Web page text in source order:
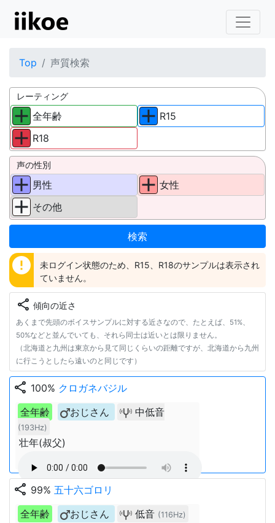
Top 声質検索
レーティング
全年齢
R18
R15
声の性別
男性
その他
女性
error
未ログイン状態のため、R15、R18のサンプルは表示され
ていません。
share 傾向の近さ
あくまで先頭のボイスサンプルに対する近さなので、たとえば、51%、
50%などと並んでいても、それら同士は近いとは限りません。
（北海道と九州は東京から見て同じくらいの距離ですが、北海道から九州
に行こうとしたら遠いのと同じです）
share 100% クロガネバジル
全年齢
おじさん 中低音
(193Hz)
壮年(叔父)
share 99% 五十六ゴロリ
全年齢
おじさん 低音 (116Hz)